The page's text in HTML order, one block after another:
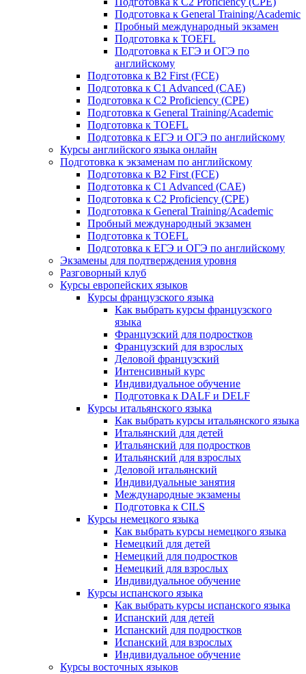
Подготовка к General Training/Academic
Пробный международный экзамен
Подготовка к TOEFL
Подготовка к ЕГЭ и ОГЭ по
английскому
Подготовка к B2 First (FCE)
Подготовка к C1 Advanced (CAE)
Подготовка к C2 Proficiency (CPE)
Подготовка к General Training/Academic
Подготовка к TOEFL
Подготовка к ЕГЭ и ОГЭ по английскому
Курсы английского языка онлайн
Подготовка к экзаменам по английскому
Подготовка к B2 First (FCE)
Подготовка к C1 Advanced (CAE)
Подготовка к C2 Proficiency (CPE)
Подготовка к General Training/Academic
Пробный международный экзамен
Подготовка к TOEFL
Подготовка к ЕГЭ и ОГЭ по английскому
Экзамены для подтверждения уровня
Разговорный клуб
Курсы европейских языков
Курсы французского языка
Как выбрать курсы французского
языка
Французский для подростков
Французский для взрослых
Деловой французский
Интенсивный курс
Индивидуальное обучение
Подготовка к DALF и DELF
Курсы итальянского языка
Как выбрать курсы итальянского языка
Итальянский для детей
Итальянский для подростков
Итальянский для взрослых
Деловой итальянский
Индивидуальные занятия
Международные экзамены
Подготовка к CILS
Курсы немецкого языка
Как выбрать курсы немецкого языка
Немецкий для детей
Немецкий для подростков
Немецкий для взрослых
Индивидуальное обучение
Курсы испанского языка
Как выбрать курсы испанского языка
Испанский для детей
Испанский для подростков
Испанский для взрослых
Индивидуальное обучение
Курсы восточных языков